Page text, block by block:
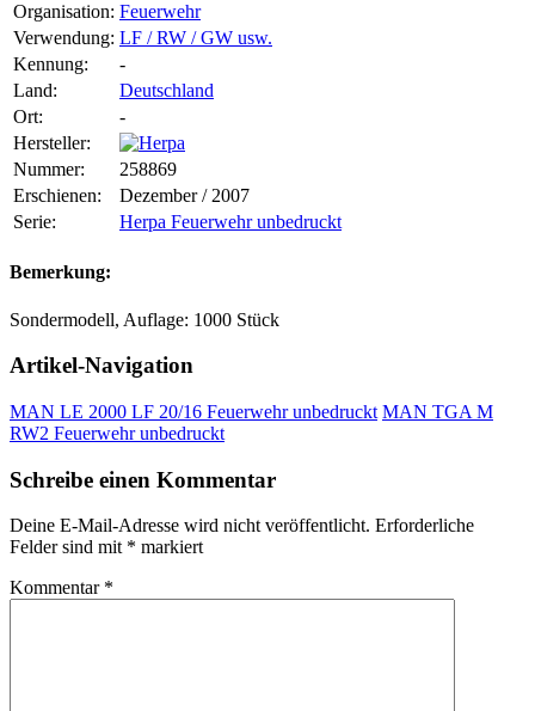
Organisation: Feuerwehr
Verwendung: LF / RW / GW usw.
Kennung:
-
Land:
Deutschland
Ort:
-
Hersteller:
Nummer:
258869
Erschienen:
Dezember / 2007
Serie:
Herpa Feuerwehr unbedruckt
Bemerkung:
Sondermodell, Auflage: 1000 Stück
Artikel-Navigation
MAN LE 2000 LF 20/16 Feuerwehr unbedruckt MAN TGA M
RW2 Feuerwehr unbedruckt
Schreibe einen Kommentar
Deine E-Mail-Adresse wird nicht veröffentlicht. Erforderliche
Felder sind mit * markiert
Kommentar *